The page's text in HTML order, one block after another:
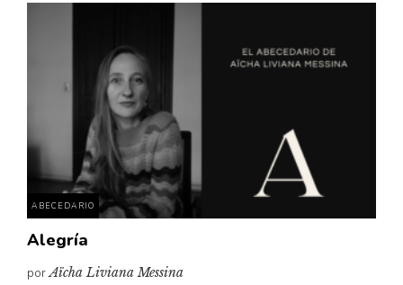
ABECEDARIO
Alegría
porAïcha Liviana Messina